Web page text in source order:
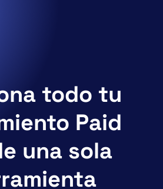
todo tu
Paid
una sola